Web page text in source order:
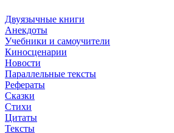
Двуязычные книги
Анекдоты
Учебники и самоучители
Киносценарии
Новости
Параллельные тексты
Рефераты
Сказки
Стихи
Цитаты
Тексты